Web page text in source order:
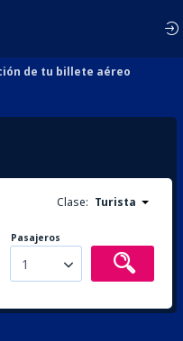
de tu billete aéreo
Clase: Turista
Pasajeros
1